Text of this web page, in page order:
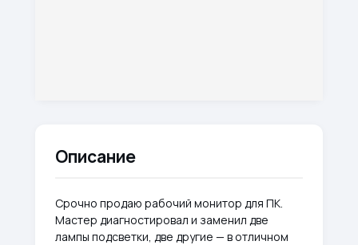
Описание
Срочно продаю рабочий монитор для ПК.
Мастер диагностировал и заменил две
лампы подсветки, две другие — в отличном